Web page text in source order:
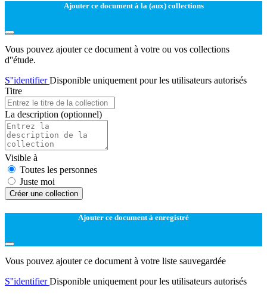
Ajouter ce document à la (aux) collections
Vous pouvez ajouter ce document à votre ou vos collections
d''étude.
S''identifierDisponible uniquement pour les utilisateurs autorisés
Titre
La description (optionnel)
Visible à
Toutes les personnes
Juste moi
Créer une collection
Ajouter ce document à enregistré
Vous pouvez ajouter ce document à votre liste sauvegardée
S''identifierDisponible uniquement pour les utilisateurs autorisés